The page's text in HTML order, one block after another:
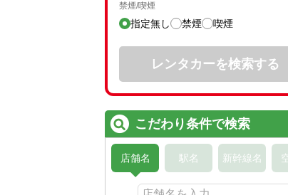
禁煙/喫煙
指定無し 禁煙 喫煙
レンタカーを検索する
こだわり条件で検索
店舗名 駅名 新幹線名